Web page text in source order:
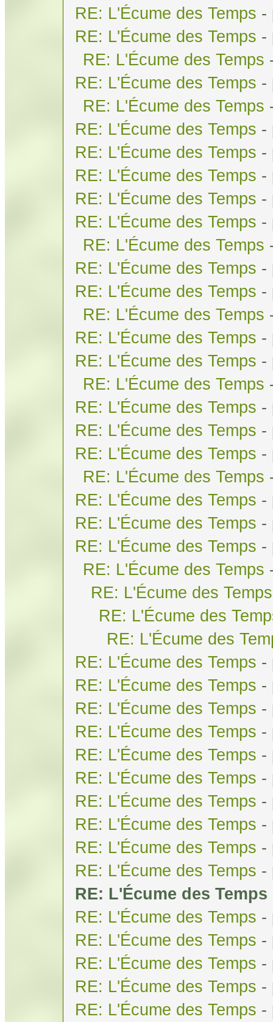
RE: L'Écume des Temps -
RE: L'Écume des Temps -
RE: L'Écume des Temps
RE: L'Écume des Temps -
RE: L'Écume des Temps
RE: L'Écume des Temps -
RE: L'Écume des Temps -
RE: L'Écume des Temps -
RE: L'Écume des Temps -
RE: L'Écume des Temps -
RE: L'Écume des Temps
RE: L'Écume des Temps -
RE: L'Écume des Temps -
RE: L'Écume des Temps
RE: L'Écume des Temps -
RE: L'Écume des Temps -
RE: L'Écume des Temps
RE: L'Écume des Temps -
RE: L'Écume des Temps -
RE: L'Écume des Temps -
RE: L'Écume des Temps
RE: L'Écume des Temps -
RE: L'Écume des Temps -
RE: L'Écume des Temps -
RE: L'Écume des Temps
RE: L'Écume des Temps
RE: L'Écume des
RE: L'Écume des
RE: L'Écume des Temps -
RE: L'Écume des Temps -
RE: L'Écume des Temps -
RE: L'Écume des Temps -
RE: L'Écume des Temps -
RE: L'Écume des Temps -
RE: L'Écume des Temps -
RE: L'Écume des Temps -
RE: L'Écume des Temps -
RE: L'Écume des Temps -
RE: L'Écume des Temps
RE: L'Écume des Temps -
RE: L'Écume des Temps -
RE: L'Écume des Temps -
RE: L'Écume des Temps -
RE: L'Écume des Temps -